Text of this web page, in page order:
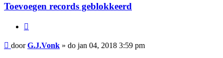
Toevoegen records geblokkeerd
Bericht
doorG.J.Vonk » do jan 04, 2018 3:59 pm